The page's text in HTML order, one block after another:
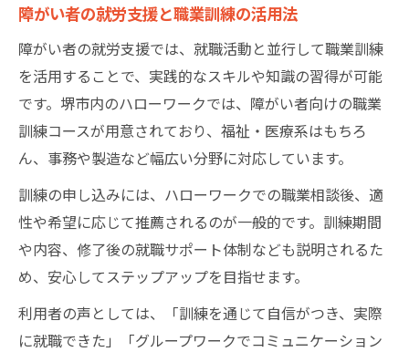
障がい者の就労支援と職業訓練の活用法
障がい者の就労支援では、就職活動と並行して職業訓練
を活用することで、実践的なスキルや知識の習得が可能
です。堺市内のハローワークでは、障がい者向けの職業
訓練コースが用意されており、福祉・医療系はもちろ
ん、事務や製造など幅広い分野に対応しています。
訓練の申し込みには、ハローワークでの職業相談後、適
性や希望に応じて推薦されるのが一般的です。訓練期間
や内容、修了後の就職サポート体制なども説明されるた
め、安心してステップアップを目指せます。
利用者の声としては、「訓練を通じて自信がつき、実際
に就職できた」「グループワークでコミュニケーション